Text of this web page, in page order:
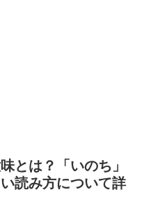
とは？「いのち」
読み方について詳